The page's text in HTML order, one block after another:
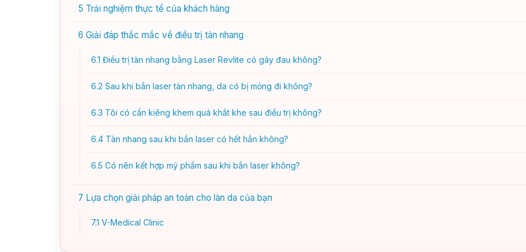
5 Trải nghiệm thực tế của khách hàng
6 Giải đáp thắc mắc về điều trị tàn nhang
6.1 Điều trị tàn nhang bằng Laser Revlite có gây đau không?
6.2 Sau khi bắn laser tàn nhang, da có bị mỏng đi không?
6.3 Tôi có cần kiêng khem quá khắt khe sau điều trị không?
6.4 Tàn nhang sau khi bắn laser có hết hẳn không?
6.5 Có nên kết hợp mỹ phẩm sau khi bắn laser không?
7 Lựa chọn giải pháp an toàn cho làn da của bạn
7.1 V-Medical Clinic